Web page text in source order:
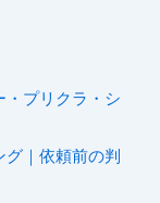
・プリクラ・シ
｜依頼前の判